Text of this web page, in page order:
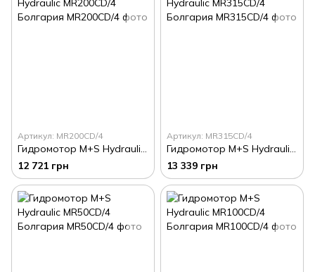
Артикул: MR200CD/4
Гидромотор M+S Hydraulic MR200CD/4 Болгария
12 721 грн
Артикул: MR315CD/4
Гидромотор M+S Hydraulic MR315CD/4 Болгария
13 339 грн